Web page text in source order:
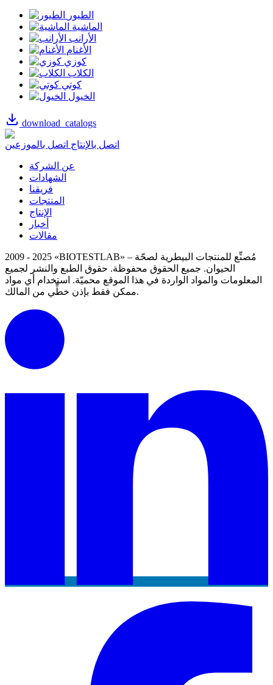
الطيور
الماشية
الأرانب
الأغنام
كوزي
الكلاب
كوتي
الخيول
download_catalogs
اتصل بالإنتاج اتصل بالموزعين
عن الشركة
الشهادات
فريقنا
المنتجات
الإنتاج
أخبار
مقالات
2009 - 2025 «BIOTESTLAB» – مُصنِّع للمنتجات البيطرية لصحّة
الحيوان. جميع الحقوق محفوظة. حقوق الطبع والنشر لجميع
المعلومات والمواد الواردة في هذا الموقع محميّة. استخدام أي مواد
ممكن فقط بإذن خطِّي من المالك.